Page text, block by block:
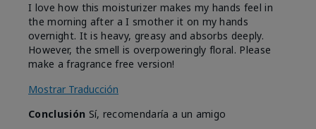
I love how this moisturizer makes my hands feel in
the morning after a I smother it on my hands
overnight. It is heavy, greasy and absorbs deeply.
However, the smell is overpoweringly floral. Please
make a fragrance free version!
Mostrar Traducción
Conclusión Sí, recomendaría a un amigo